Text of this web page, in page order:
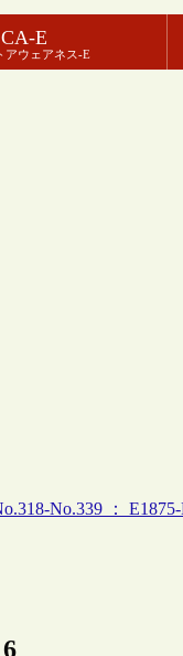
CA-E
アウェアネス-E
No.339 ： E1875-